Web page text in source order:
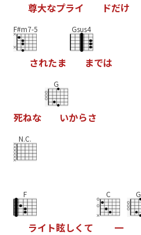
尊大なプライ ドだけ
F#m7-5
されたま
Gsus4
までは
死ねな
G
いからさ
N.C.
F
ライ ト眩しく て
C
一
G